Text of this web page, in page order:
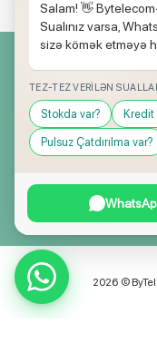
2026 ©
Salam! 👋
Sualınız varsa,
sizə kömək etməyə
TEZ-TEZ VERILƏN
Stokda var? Kredit
Pulsuz Çatdırılma var?